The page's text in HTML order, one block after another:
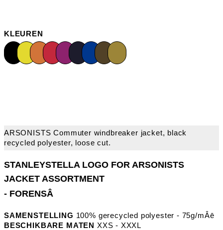
KLEUREN
- FORENSÂ
SAMENSTELLING 100% gerecycled polyester - 75g/mÂē
BESCHIKBARE MATEN XXS - XXXL